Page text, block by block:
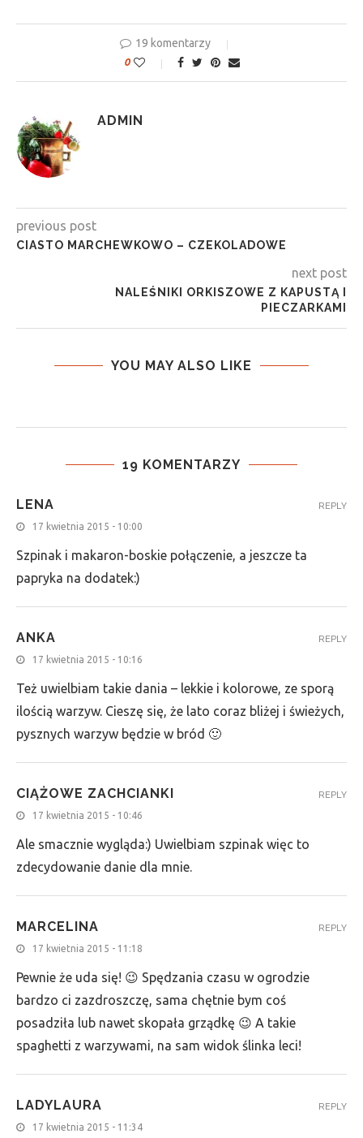
19 komentarzy
0
ADMIN
previous post
CIASTO MARCHEWKOWO – CZEKOLADOWE
next post
NALEŚNIKI ORKISZOWE Z KAPUSTĄ I
PIECZARKAMI
YOU MAY ALSO LIKE
19 KOMENTARZY
LENA
17 kwietnia 2015 - 10:00
Szpinak i makaron-boskie połączenie, a jeszcze ta
papryka na dodatek:)
REPLY
ANKA
17 kwietnia 2015 - 10:16
Też uwielbiam takie dania – lekkie i kolorowe, ze sporą
ilością warzyw. Cieszę się, że lato coraz bliżej i świeżych,
pysznych warzyw będzie w bród 🙂
REPLY
CIĄŻOWE ZACHCIANKI
17 kwietnia 2015 - 10:46
Ale smacznie wygląda:) Uwielbiam szpinak więc to
zdecydowanie danie dla mnie.
REPLY
MARCELINA
17 kwietnia 2015 - 11:18
Pewnie że uda się! 😉 Spędzania czasu w ogrodzie
bardzo ci zazdroszczę, sama chętnie bym coś
posadziła lub nawet skopała grządkę 😉 A takie
spaghetti z warzywami, na sam widok ślinka leci!
REPLY
LADYLAURA
17 kwietnia 2015 - 11:34
REPLY